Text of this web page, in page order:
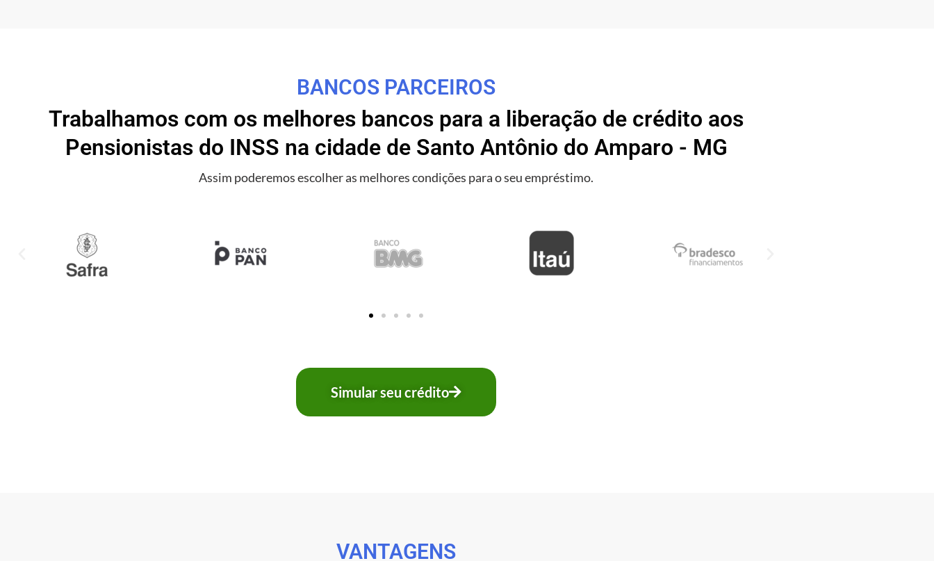
BANCOS PARCEIROS
Trabalhamos com os melhores bancos para a liberação de crédito aos
Pensionistas do INSS na cidade de Santo Antônio do Amparo - MG
Assim poderemos escolher as melhores condições para o seu empréstimo.
Simular seu crédito
VANTAGENS